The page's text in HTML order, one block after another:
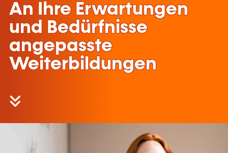
An Ihre Erwartungen
und Bedürfnisse
angepasste
Weiterbildungen